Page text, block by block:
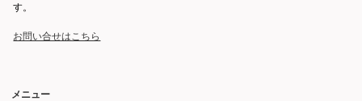
す。
お問い合せはこちら
メニュー